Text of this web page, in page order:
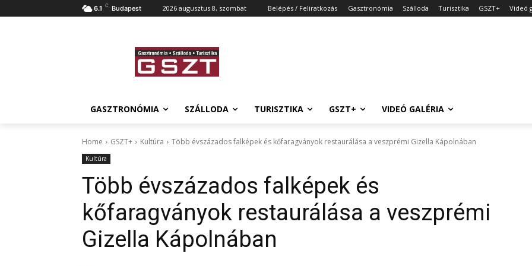
6.1 C Budapest 2026 augusztus 8, szombat Belépés / Feliratkozás Gasztronómia Szálloda Turisztika GSZT+ Videó
GASZTRONÓMIA SZÁLLODA TURISZTIKA GSZT+ VIDEÓ GALÉRIA
Home GSZT+ Kultúra Több évszázados falképek és kőfaragványok restaurálása a veszprémi Gizella Kápolnában
Kultúra
Több évszázados falképek és
kőfaragványok restaurálása a veszprémi
Gizella Kápolnában